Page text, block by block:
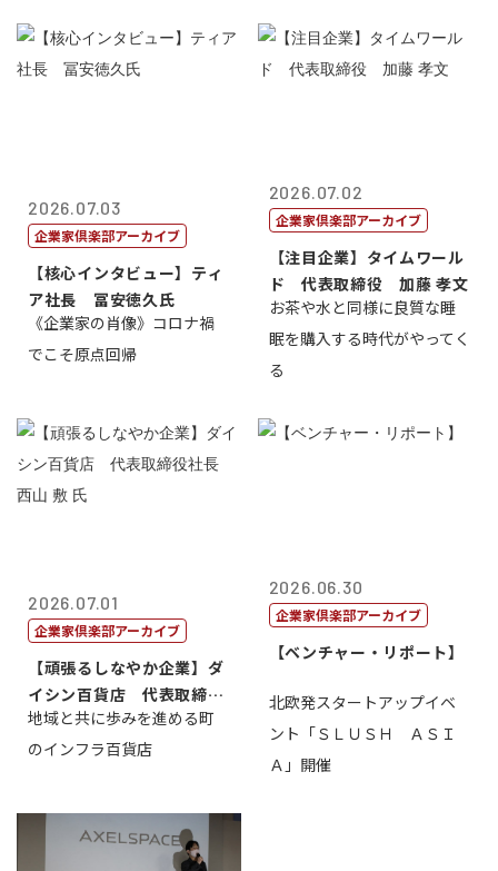
2026.07.03
企業家倶楽部アーカイブ
【核心インタビュー】ティ
ア社長 冨安徳久氏
《企業家の肖像》コロナ禍
でこそ原点回帰
2026.07.02
企業家倶楽部アーカイブ
【注目企業】タイムワール
ド 代表取締役 加藤 孝文
お茶や水と同様に良質な睡
眠を購入する時代がやってく
る
2026.07.01
企業家倶楽部アーカイブ
【頑張るしなやか企業】ダ
イシン百貨店 代表取締役
社長 西山 ...
地域と共に歩みを進める町
のインフラ百貨店
2026.06.30
企業家倶楽部アーカイブ
【ベンチャー・リポート】
北欧発スタートアップイベ
ント「ＳＬＵＳＨ ＡＳＩ
Ａ」開催